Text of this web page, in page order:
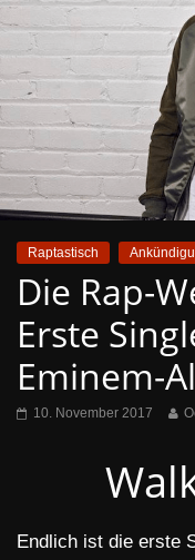
Raptastisch
Die Rap-
Erste
Eminem-
10. November 2017
Endlich ist die erste